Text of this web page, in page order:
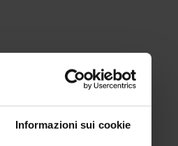
Informazioni sui cookie